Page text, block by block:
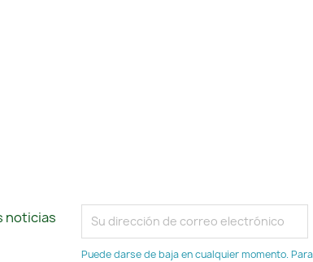
noticias
Puede darse de baja en cualquier momento.